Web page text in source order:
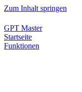
Zum Inhalt springen
GPT Master
Startseite
Funktionen